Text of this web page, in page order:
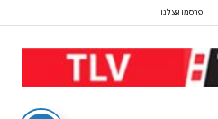
פרסמו אצלנו